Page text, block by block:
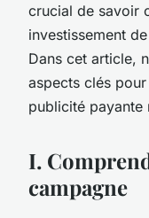
crucial de savoir
investissement
Dans cet article,
aspects clés
publicité payante
I.
campagne